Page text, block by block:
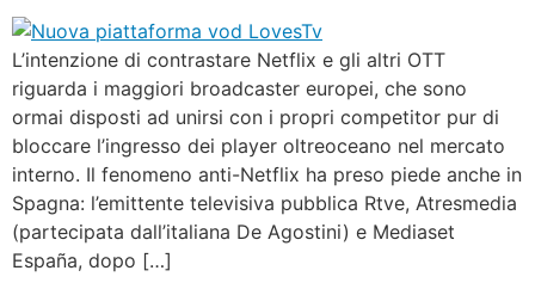
L’intenzione di contrastare Netflix e gli altri OTT
riguarda i maggiori broadcaster europei, che sono
ormai disposti ad unirsi con i propri competitor pur di
bloccare l’ingresso dei player oltreoceano nel mercato
interno. Il fenomeno anti-Netflix ha preso piede anche in
Spagna: l’emittente televisiva pubblica Rtve, Atresmedia
(partecipata dall’italiana De Agostini) e Mediaset
España, dopo […]